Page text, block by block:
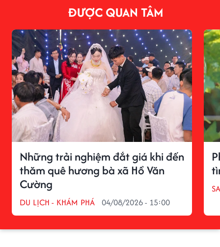
ĐƯỢC QUAN TÂM
Những trải nghiệm đắt giá khi đến
thăm quê hương bà xã Hồ Văn
Cường
DU LỊCH - KHÁM PHÁ 04/08/2026 - 15:00